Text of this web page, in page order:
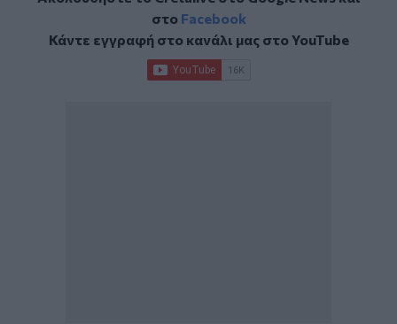
στο Facebook
Κάντε εγγραφή στο κανάλι μας στοYouTube